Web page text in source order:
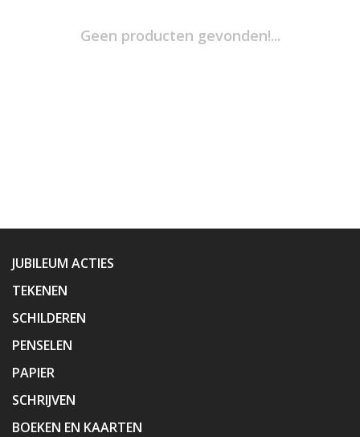
Geen producten gevonden!...
JUBILEUM ACTIES
TEKENEN
SCHILDEREN
PENSELEN
PAPIER
SCHRIJVEN
BOEKEN EN KAARTEN